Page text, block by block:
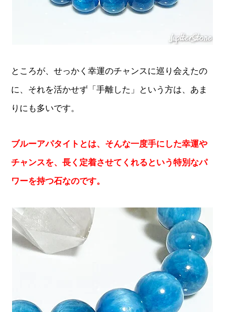
ところが、せっかく幸運のチャンスに巡り会えたの
に、それを活かせず「手離した」という方は、あま
りにも多いです。
ブルーアパタイトとは、そんな一度手にした幸運や
チャンスを、長く定着させてくれるという特別なパ
ワーを持つ石なのです。